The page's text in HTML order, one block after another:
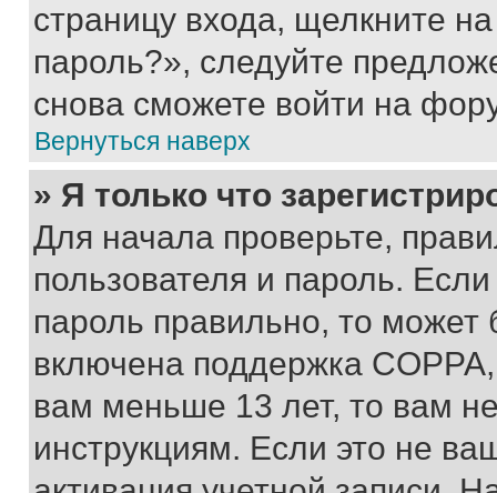
страницу входа, щелкните
пароль?», следуйте
снова сможете войти на
Вернуться наверх
» Я только что
Для начала проверьте,
пользователя и пароль.
пароль правильно, то может
включена поддержка
вам меньше 13 лет, то вам
инструкциям. Если это не